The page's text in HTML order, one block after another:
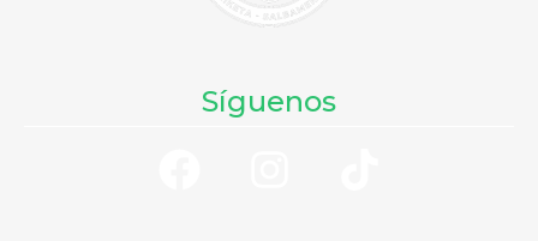
Síguenos